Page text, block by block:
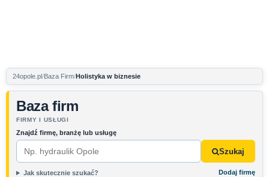
24opole.pl Baza Firm Holistyka w biznesie
Baza firm
FIRMY I USŁUGI
Znajdź firmę, branżę lub usługę
Szukaj
Jak skutecznie szukać? Dodaj firmę